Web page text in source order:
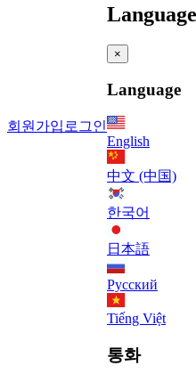
회원가입 로그인
×
Language
English
中文 (中国)
한국어
日本語
Русский
Tiếng Việt
통화